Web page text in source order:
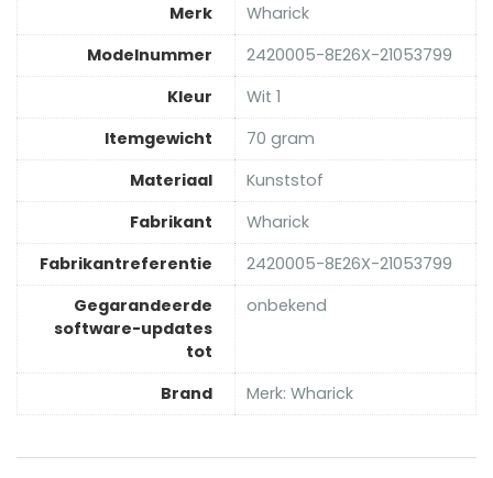
Merk
‎Wharick
Modelnummer
‎2420005-8E26X-21053799
Kleur
‎Wit 1
Itemgewicht
‎70 gram
Materiaal
‎Kunststof
Fabrikant
‎Wharick
Fabrikantreferentie
‎2420005-8E26X-21053799
Gegarandeerde
software-updates
tot
‎onbekend
Brand Merk: Wharick